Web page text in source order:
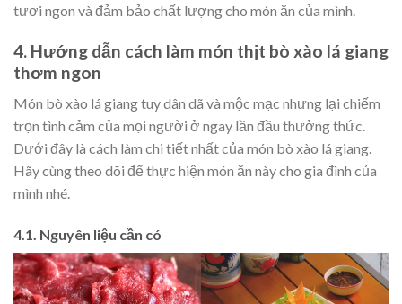
tươi ngon và đảm bảo chất lượng cho món ăn của mình.
4. Hướng dẫn cách làm món thịt bò xào lá giang
thơm ngon
Món bò xào lá giang tuy dân dã và mộc mạc nhưng lại chiếm
trọn tình cảm của mọi người ở ngay lần đầu thưởng thức.
Dưới đây là cách làm chi tiết nhất của món bò xào lá giang.
Hãy cùng theo dõi để thực hiện món ăn này cho gia đình của
mình nhé.
4.1. Nguyên liệu cần có